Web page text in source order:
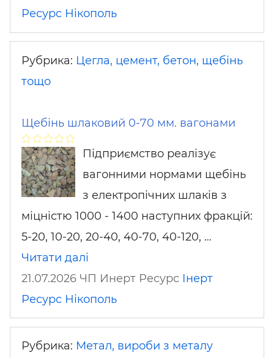
Ресурс Нікополь
Рубрика: Цегла, цемент, бетон, щебінь
тощо
Щебінь шлаковий 0-70 мм. вагонами
Підприємство реалізує
вагонними нормами щебінь
з електропічних шлаків з
міцністю 1000 - 1400 наступних фракцій:
5-20, 10-20, 20-40, 40-70, 40-120, …
Читати далі
21.07.2026 ЧП Инерт Ресурс Інерт
Ресурс Нікополь
Рубрика: Метал, вироби з металу